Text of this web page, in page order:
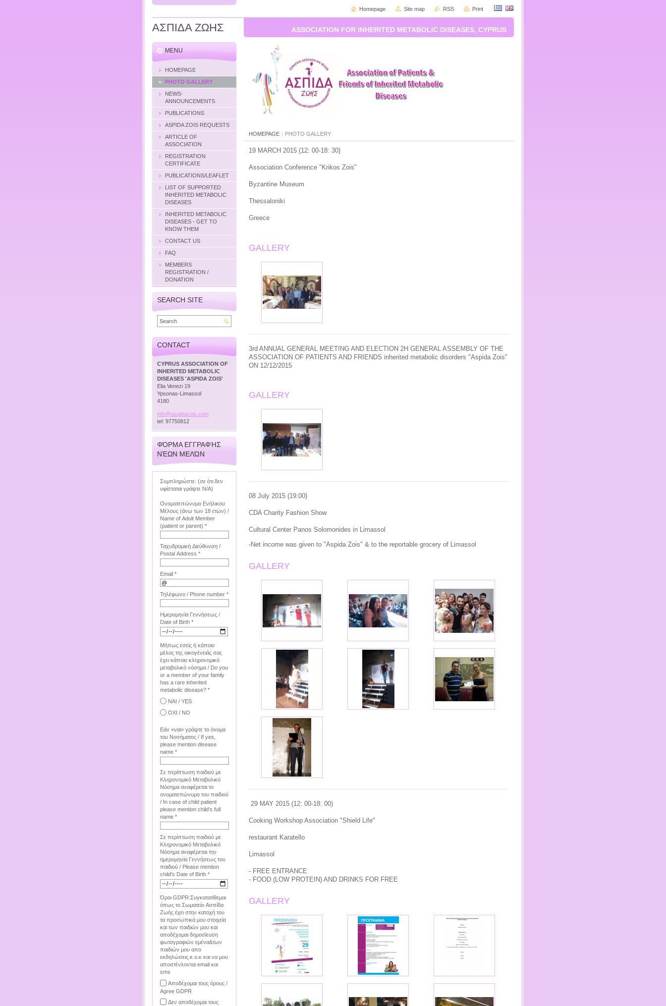
ΑΣΠΙΔΑ ΖΩΗΣ ASSOCIATION FOR INHERITED METABOLIC DISEASES, CYPRUS
HOMEPAGE | PHOTO GALLERY
19 MARCH 2015 (12: 00-18: 30)
Association Conference " Krikos Zois"
Byzantine Museum
Thessaloniki
Greece
GALLERY
3rd ANNUAL GENERAL MEETING AND ELECTION 2H GENERAL ASSEMBLY OF THE
ASSOCIATION OF PATIENTS AND FRIENDS inherited metabolic disorders "Aspida Zois"
ON 12/12/2015
GALLERY
08 July 2015 (19:00)
CDA Charity Fashion Show
Cultural Center Panos Solomonides in Limassol
-Net income was given to "Aspida Zois" & to the reportable grocery of Limassol
GALLERY
29 MAY 2015 (12: 00-18: 00)
Cooking Workshop Association "Shield Life"
restaurant Karatello
Limassol
- FREE ENTRANCE
- FOOD (LOW PROTEIN) AND DRINKS FOR FREE
GALLERY
MENU
HOMEPAGE
PHOTO GALLERY
NEWS-
ANNOUNCEMENTS
PUBLICATIONS
ASPIDA ZOIS REQUESTS
ARTICLE OF
ASSOCIATION
REGISTRATION
CERTIFICATE
PUBLICATIONS/LEAFLET
LIST OF SUPPORTED
INHERITED METABOLIC
DISEASES
INHERITED METABOLIC
DISEASES - GET TO
KNOW THEM
CONTACT US
FAQ
MEMBERS
REGISTRATION /
DONATION
SEARCH SITE
CONTACT
CYPRUS ASSOCIATION OF
INHERITED METABOLIC
DISEASES 'ASPIDA ZOIS'
Elia Venezi 19
Ypsonas-Limassol
4180
info@aspidazois. com
tel: 97750812
ΦΌΡΜΑ ΕΓΓΡΑΦΉΣ
ΝΈΩΝ ΜΕΛΏΝ
Συμπληρώστε: (σε ότι δεν
υφίσταται γράψτε Ν/Α)
Ονοματεπώνυμο Ενήλικου
Μέλους (άνω των 18 ετών) /
Name of Adult Member
(patient or parent) *
Ταχυδρομική Διεύθυνση /
Postal Address *
Email *
Τηλέφωνο / Phone number *
Ημερομηνία Γεννήσεως /
Date of Birth *
Μήπως εσείς ή κάποιο
μέλος της οικογένειάς σας
έχει κάποιο κληρονομικό
μεταβολικό νόσημα / Do you
or a member of your family
has a rare inherited
metabolic disease? *
ΝΑΙ / YES
ΟΧΙ / NO
Εάν «ναι» γράψτε το όνομα
του Νοσήματος / If yes,
please mention disease
name *
Σε περίπτωση παιδιού με
Κληρονομικό Μεταβολικό
Νόσημα αναφέρεται το
ονοματεπώνυμο του παιδιού
/ In case of child patient
please mention child's full
name *
Σε περίπτωση παιδιού με
Κληρονομικό Μεταβολικό
Νόσημα αναφέρεται την
ημερομηνία Γεννήσεως του
παιδιού / Please mention
child's Date of Birth *
Όροι GDPR:Συγκατατίθεμαι
όπως το Σωματείο Ασπίδα
Ζωής έχει στην κατοχή του
τα προσωπικά μου στοιχεία
και των παιδιών μου και
αποδέχομαι δημοσίευση
φωτογραφιών εμένα&των
παιδιών μου απο
εκδηλώσεις κ.ο.κ και να μου
αποστένλονται email και
sms
Αποδέχομαι τους όρους /
Agree GDPR
Δεν αποδέχομαι τους
Homepage Site map RSS Print